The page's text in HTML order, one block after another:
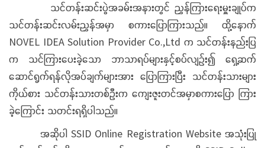
သင်တန်းဆင်းပွဲအခမ်းအနားတွင် ညွှန်ကြားရေးမှူးချုပ်က
သင်တန်းဆင်းလမ်းညွှန်အမှာ စကားပြောကြားသည်။ ထို့နောက်
NOVEL IDEA Solution Provider Co.,Ltd က သင်တန်းနည်းပြ
က သင်ကြားပေးခဲ့သော ဘာသာရပ်များနှင့်စပ်လျဉ်း၍ ရှေ့ဆက်
ဆောင်ရွက်ရန်လိုအပ်ချက်များအား ပြောကြားပြီး သင်တန်းသားများ
ကိုယ်စား သင်တန်းသားတစ်ဦးက ကျေးဇူးတင်အမှာစကားပြော ကြား
ခဲ့ကြောင်း သတင်းရရှိပါသည်။
အဆိုပါ SSID Online Registration Website အသုံးပြု